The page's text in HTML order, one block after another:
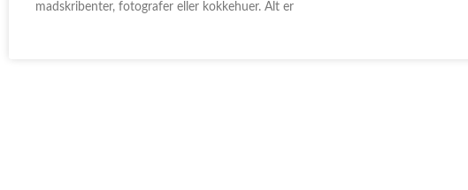
madskribenter, fotografer eller kokkehuer. Alt er